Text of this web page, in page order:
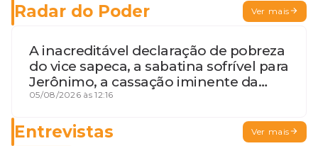
Radar do Poder Ver mais
A inacreditável declaração de pobreza
do vice sapeca, a sabatina sofrível para
Jerônimo, a cassação iminente da
desembargadora e a vaga do Quinto
05/08/2026 às 12:16
Entrevistas Ver mais